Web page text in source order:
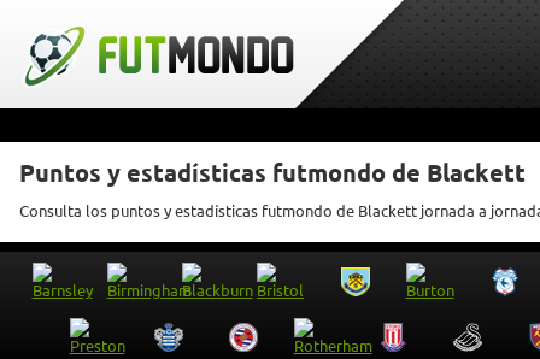
Puntos y estadísticas futmondo de Blackett
Consulta los puntos y estadísticas futmondo de Blackett jornada a